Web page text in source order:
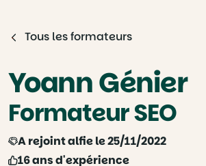
Tous les formateurs
Yoann Génier
Formateur SEO
A rejoint alfie le 25/11/2022
16 ans d'expérience